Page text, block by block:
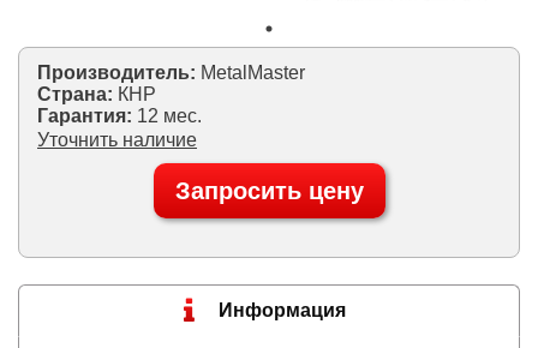
Производитель: MetalMaster
Страна: КНР
Гарантия: 12 мес.
Уточнить наличие
Запросить цену
Информация